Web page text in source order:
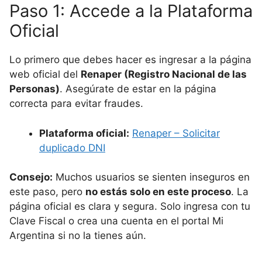
Paso 1: Accede a la Plataforma
Oficial
Lo primero que debes hacer es ingresar a la página
web oficial del Renaper (Registro Nacional de las
Personas). Asegúrate de estar en la página
correcta para evitar fraudes.
Plataforma oficial: Renaper – Solicitar
duplicado DNI
Consejo: Muchos usuarios se sienten inseguros en
este paso, pero no estás solo en este proceso. La
página oficial es clara y segura. Solo ingresa con tu
Clave Fiscal o crea una cuenta en el portal Mi
Argentina si no la tienes aún.